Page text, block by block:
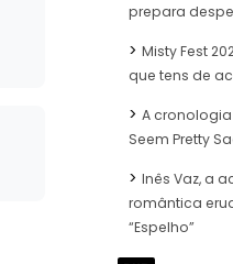
prepara
Misty Fest
que tens de
A
Seem Pretty
Inês Vaz, a
romântica
“Espelho”